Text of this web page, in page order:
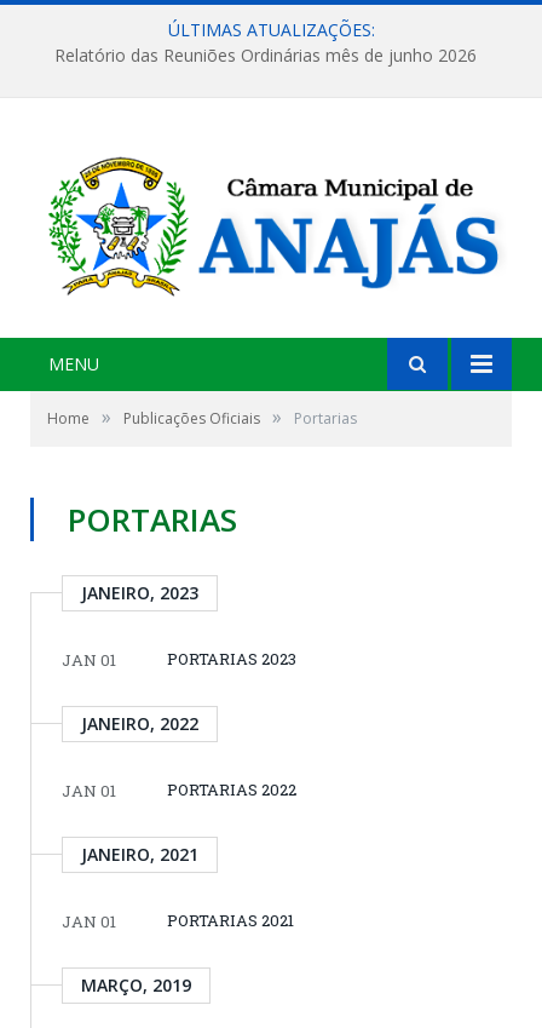
ÚLTIMAS ATUALIZAÇÕES:
Relatório das Reuniões Ordinárias mês de junho 2026
MENU
Home » Publicações Oficiais » Portarias
PORTARIAS
JANEIRO, 2023
JAN 01 PORTARIAS 2023
JANEIRO, 2022
JAN 01 PORTARIAS 2022
JANEIRO, 2021
JAN 01 PORTARIAS 2021
MARÇO, 2019